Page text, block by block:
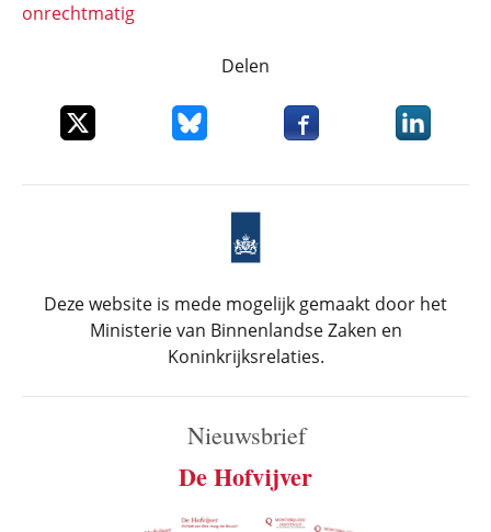
onrechtmatig
Delen
Deel dit item op XDeel dit item op Bluesky
Deel dit item opDeel dit
Deze website is mede mogelijk gemaakt door het
Ministerie van Binnenlandse Zaken en
Koninkrijksrelaties.
Nieuwsbrief
De Hofvijver